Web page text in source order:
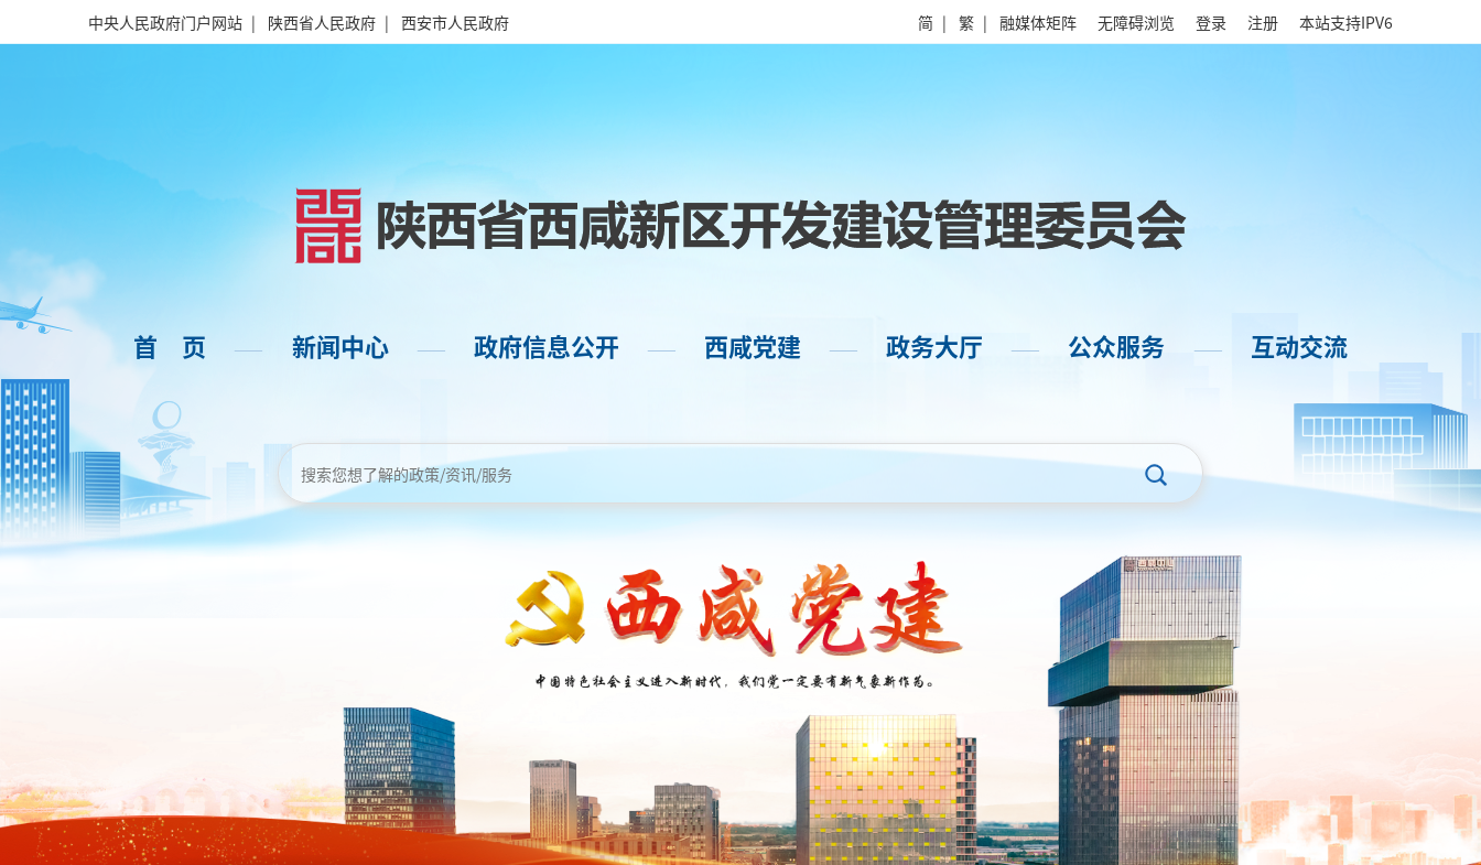
中央人民政府门户网站 | 陕西省人民政府 | 西安市人民政府 简 | 繁 | 融媒体矩阵 无障碍浏览 登录 注册 本站支持IPV6
首 页 —— 新闻中心 —— 政府信息公开 —— 西咸党建 —— 政务大厅 —— 公众服务 —— 互动交流